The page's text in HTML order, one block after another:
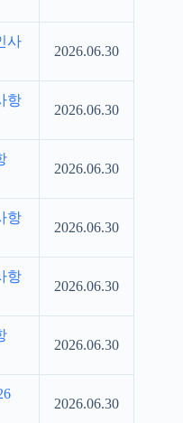
사
2026.06.30
항
2026.06.30
2026.06.30
항
2026.06.30
항
2026.06.30
2026.06.30
2026.06.30